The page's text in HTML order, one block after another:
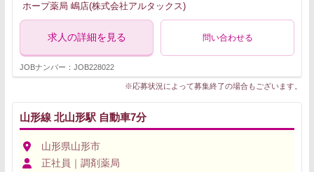
ホープ薬局 嶋店(株式会社アルタックス)
求人の詳細を見る 問い合わせる
JOBナンバー：JOB228022
※応募状況によって募集終了の場合もございます。
山形線 北山形駅 自動車7分
山形県山形市
正社員｜調剤薬局